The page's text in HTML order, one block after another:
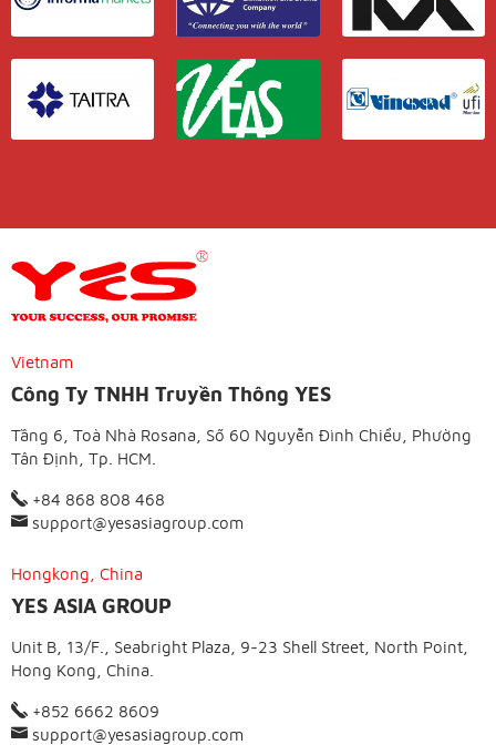
Vietnam
Công Ty TNHH Truyền Thông YES
Tầng 6, Toà Nhà Rosana, Số 60 Nguyễn Đình Chiểu, Phường
Tân Định, Tp. HCM.
+84 868 808 468
support@yesasiagroup.com
Hongkong, China
YES ASIA GROUP
Unit B, 13/F., Seabright Plaza, 9-23 Shell Street, North Point,
Hong Kong, China.
+852 6662 8609
support@yesasiagroup.com